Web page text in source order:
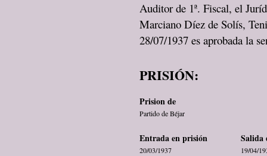
Auditor de 1ª. Fiscal, el
Marciano Díez de Solís,
28/07/1937 es aprobada la
PRISIÓN:
Prision de
Partido de Béjar
Entrada en prisión Salida
20/03/1937 19/04/